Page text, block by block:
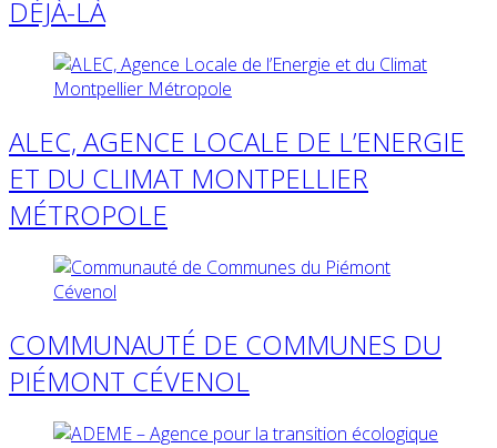
DÉJÀ-LÀ
ALEC, AGENCE LOCALE DE L’ENERGIE
ET DU CLIMAT MONTPELLIER
MÉTROPOLE
COMMUNAUTÉ DE COMMUNES DU
PIÉMONT CÉVENOL